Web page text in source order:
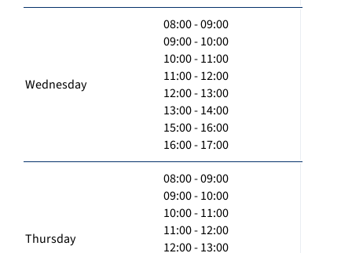
Wednesday
08:00 - 09:00
09:00 - 10:00
10:00 - 11:00
11:00 - 12:00
12:00 - 13:00
13:00 - 14:00
15:00 - 16:00
16:00 - 17:00
Thursday
08:00 - 09:00
09:00 - 10:00
10:00 - 11:00
11:00 - 12:00
12:00 - 13:00